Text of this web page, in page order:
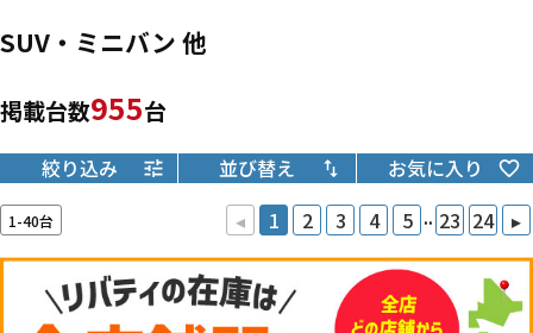
SUV・ミニバン 他
掲載台数955台
絞り込み 並び替え お気に入り
1-40台 ◂ 1 2 3 4 5 .. 23 24 ▸